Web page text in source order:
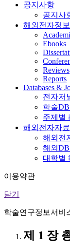
공지사항
공지사
해외전자정
Ebooks
Reviews
Reports
Databases &
전자저
학술
주제별
해외전자자
해외전
해외
대학별
이용약관
닫기
학술연구정보서비
제 1 장